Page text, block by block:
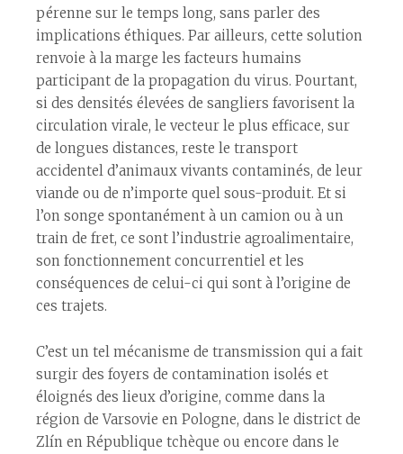
pérenne sur le temps long, sans parler des
implications éthiques. Par ailleurs, cette solution
renvoie à la marge les facteurs humains
participant de la propagation du virus. Pourtant,
si des densités élevées de sangliers favorisent la
circulation virale, le vecteur le plus efficace, sur
de longues distances, reste le transport
accidentel d’animaux vivants contaminés, de leur
viande ou de n’importe quel sous-produit. Et si
l’on songe spontanément à un camion ou à un
train de fret, ce sont l’industrie agroalimentaire,
son fonctionnement concurrentiel et les
conséquences de celui-ci qui sont à l’origine de
ces trajets.
C’est un tel mécanisme de transmission qui a fait
surgir des foyers de contamination isolés et
éloignés des lieux d’origine, comme dans la
région de Varsovie en Pologne, dans le district de
Zlín en République tchèque ou encore dans le